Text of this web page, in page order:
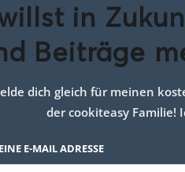
in
Beiträge
dich gleich für meinen
der cookiteasy Familie!
E-MAIL ADRESSE